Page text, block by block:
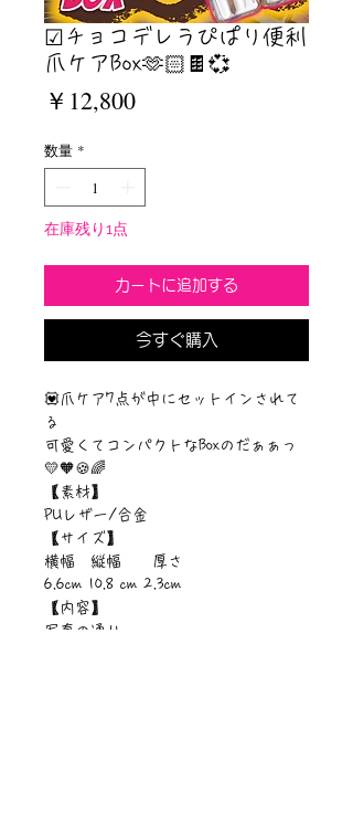
☑︎チョコデレラぴぱり便利
爪ケアBox🫶🏻🍫💞
￥12,800価
数量 *
在庫残り1点
カートに追加する
今すぐ購入
💟爪ケア7点が中にセットインされて
る
可愛くてコンパクトなBoxのだぁぁっ
💛🧡🍪🌈
【素材】
PUレザー/合金
【サイズ】
横幅 縦幅 厚さ
6.6cm 10.8 cm 2.3cm
【内容】
写真の通り